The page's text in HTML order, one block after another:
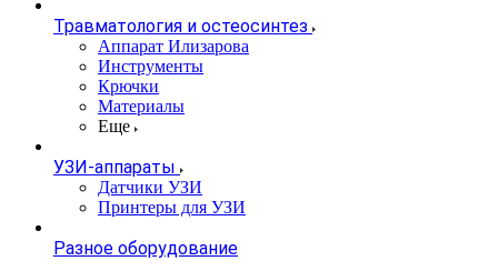
Травматология и остеосинтез
Аппарат Илизарова
Инструменты
Крючки
Материалы
Еще
УЗИ-аппараты
Датчики УЗИ
Принтеры для УЗИ
Разное оборудование